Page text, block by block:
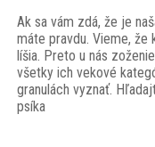
Ak sa vám zdá, že je
máte pravdu. Vieme, že
líšia. Preto u nás
všetky ich vekové
granulách vyznať.
psíka